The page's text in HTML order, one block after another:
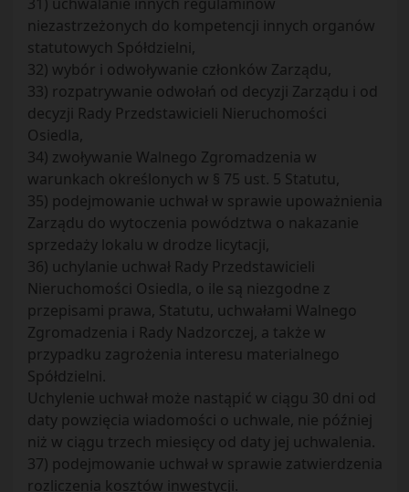
niezastrzeżonych do kompetencji innych organów
statutowych Spółdzielni,
32) wybór i odwoływanie członków Zarządu,
33) rozpatrywanie odwołań od decyzji Zarządu i od
decyzji Rady Przedstawicieli Nieruchomości
Osiedla,
34) zwoływanie Walnego Zgromadzenia w
warunkach określonych w § 75 ust. 5 Statutu,
35) podejmowanie uchwał w sprawie upoważnienia
Zarządu do wytoczenia powództwa o nakazanie
sprzedaży lokalu w drodze licytacji,
36) uchylanie uchwał Rady Przedstawicieli
Nieruchomości Osiedla, o ile są niezgodne z
przepisami prawa, Statutu, uchwałami Walnego
Zgromadzenia i Rady Nadzorczej, a także w
przypadku zagrożenia interesu materialnego
Spółdzielni.
Uchylenie uchwał może nastąpić w ciągu 30 dni od
daty powzięcia wiadomości o uchwale, nie później
niż w ciągu trzech miesięcy od daty jej uchwalenia.
37) podejmowanie uchwał w sprawie zatwierdzenia
rozliczenia kosztów inwestycji.